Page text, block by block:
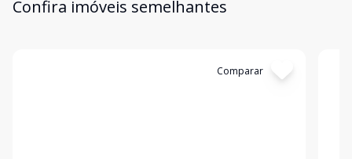
Confira imóveis semelhantes
Comparar